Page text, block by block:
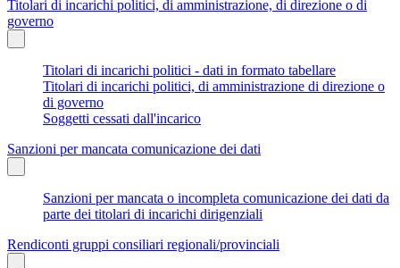
Titolari di incarichi politici, di amministrazione, di direzione o di
governo
Titolari di incarichi politici - dati in formato tabellare
Titolari di incarichi politici, di amministrazione di direzione o
di governo
Soggetti cessati dall'incarico
Sanzioni per mancata comunicazione dei dati
Sanzioni per mancata o incompleta comunicazione dei dati da
parte dei titolari di incarichi dirigenziali
Rendiconti gruppi consiliari regionali/provinciali